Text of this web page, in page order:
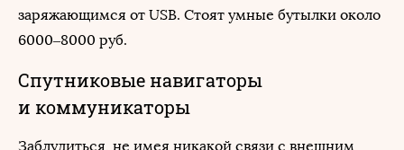
заряжающимся от USB. Стоят умные бутылки около
6000–8000 руб.
Спутниковые навигаторы
и коммуникаторы
Заблудиться, не имея никакой связи с внешним